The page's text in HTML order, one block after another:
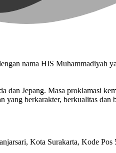
nama HIS Muhammadiyah
dan Jepang. Masa proklamasi
yang berkarakter, berkualitas dan
Kota Surakarta, Kode Pos